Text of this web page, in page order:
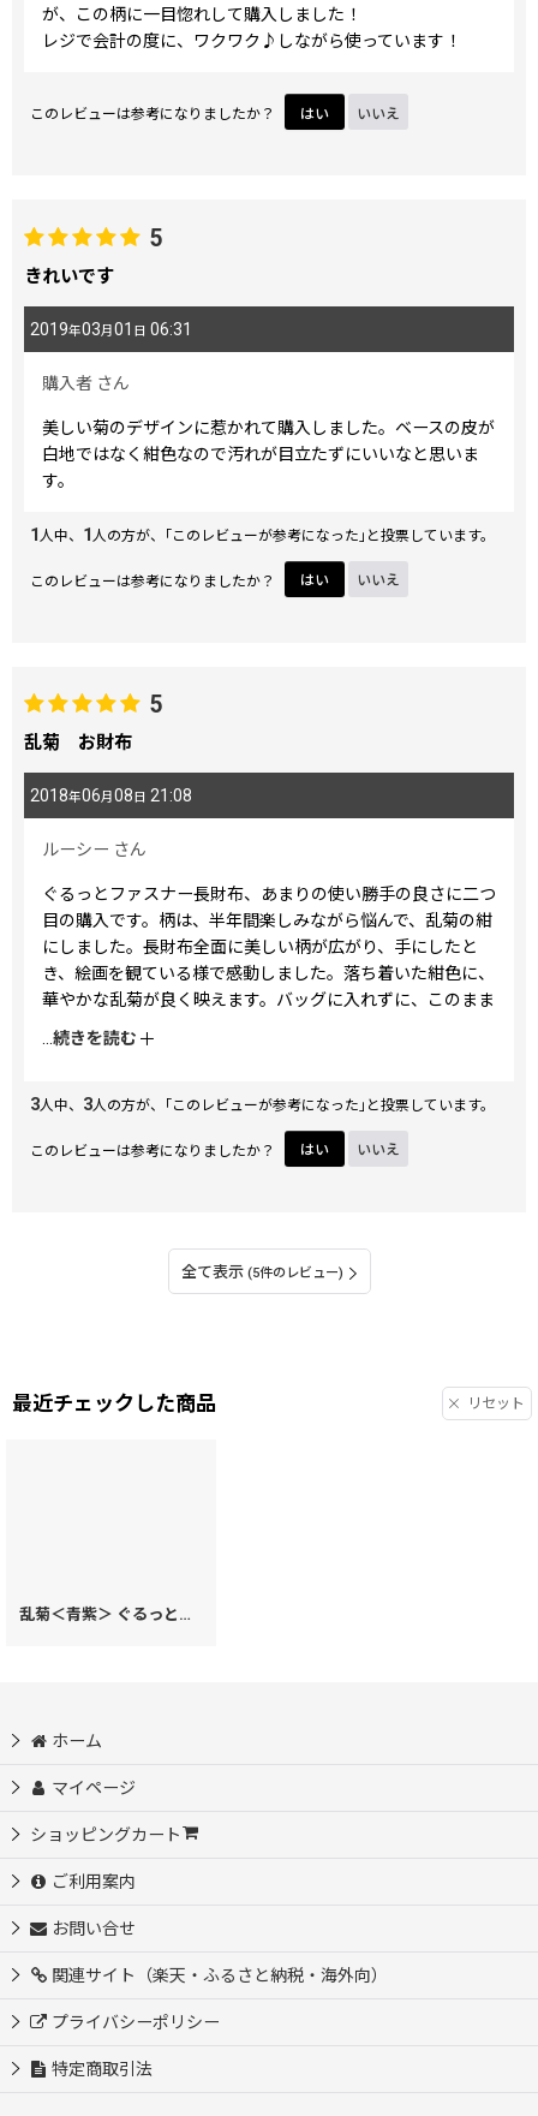
が、この柄に一目惚れして購入しました！
レジで会計の度に、ワクワク♪しながら使っています！
このレビューは参考になりましたか？ はい いいえ
5
きれいです
2019年03月01 日 06:31
購入者 さん
美しい菊のデザインに惹かれて購入しました。ベースの皮が
白地ではなく紺色なので汚れが目立たずにいいなと思いま
す。
1 人中、 1 人の方が、｢このレビューが参考になった｣と投票しています。
このレビューは参考になりましたか？ はい いいえ
5
乱菊 お財布
2018年06月08日 21:08
ルーシー さん
ぐるっとファスナー長財布、あまりの使い勝手の良さに二つ
目の購入です。柄は、半年間楽しみながら悩んで、乱菊の紺
にしました。長財布全面に美しい柄が広がり、手にしたと
き、絵画を観ている様で感動しました。落ち着いた紺色に、
華やかな乱菊が良く映えます。バッグに入れずに、このまま
持ち歩いても装いの一部として重宝しそうです。芸術品を普
段使いする贅沢に、見るたびに幸せな気持ちになります。
続きを読む
3人中、 3人の方が、｢このレビューが参考になった｣と投票しています。
このレビューは参考になりましたか？ はい いいえ
全て表示 (5件のレビュー)
最近チェックした商品 リセット
乱菊＜青紫＞ ぐるっとファスナーの長財布［t］
ホーム
マイページ
ショッピングカート
ご利用案内
お問い合せ
関連サイト（楽天・ふるさと納税・海外向）
プライバシーポリシー
特定商取引法